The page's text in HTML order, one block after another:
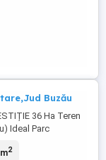
Buzău
36 Ha Teren
Ideal Parc
36 de hectare,
2